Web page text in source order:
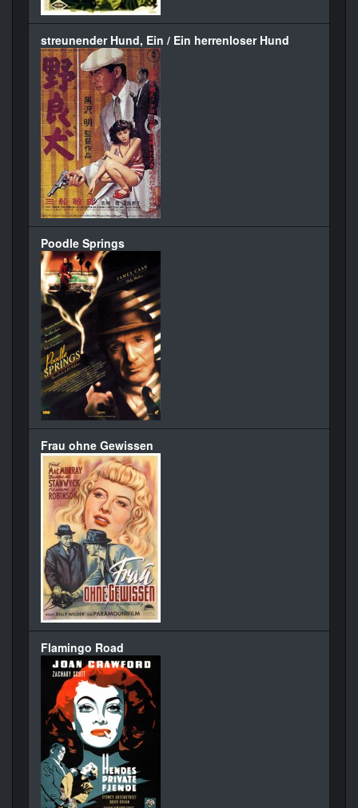
streunender Hund, Ein / Ein herrenloser Hund
Poodle Springs
Frau ohne Gewissen
Flamingo Road